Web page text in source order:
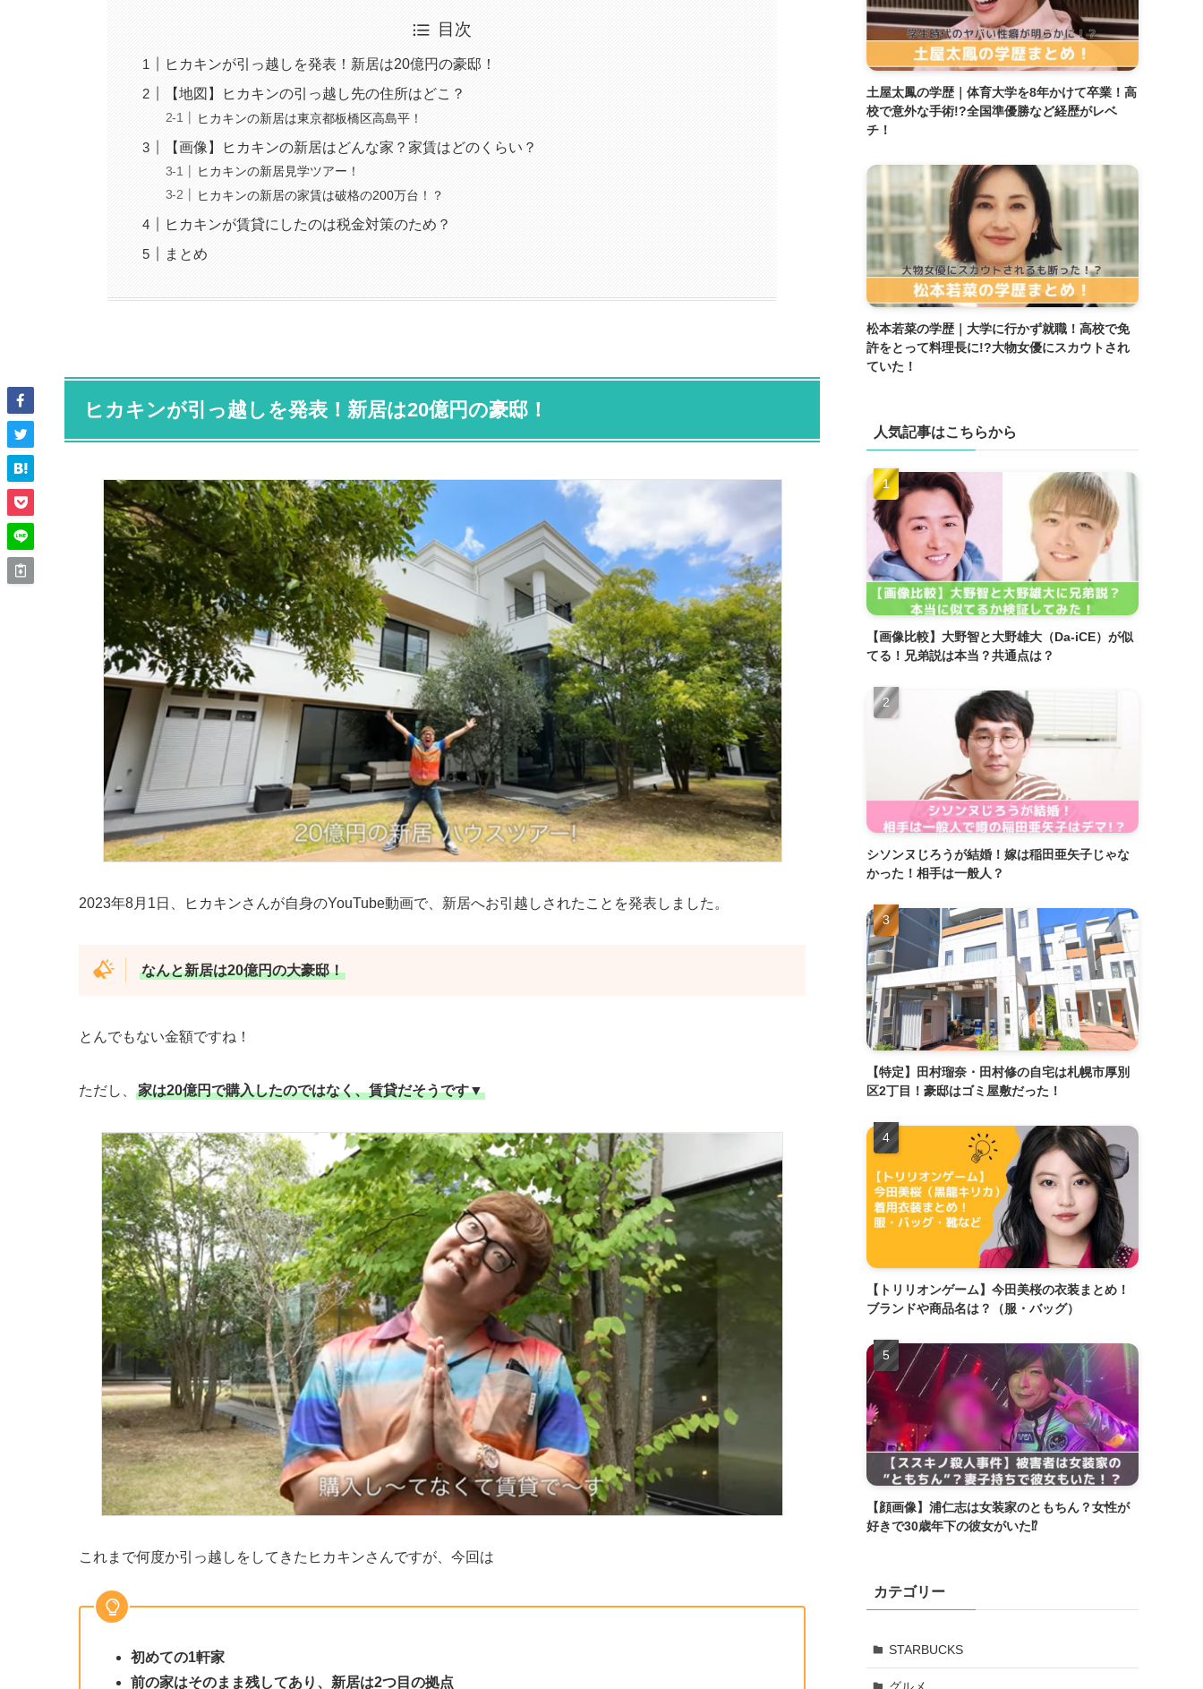
目次
ヒカキンが引っ越しを発表！新居は20億円の豪邸！
【地図】ヒカキンの引っ越し先の住所はどこ？
ヒカキンの新居は東京都板橋区高島平！
【画像】ヒカキンの新居はどんな家？家賃はどのくらい？
ヒカキンの新居見学ツアー！
ヒカキンの新居の家賃は破格の200万台！？
ヒカキンが賃貸にしたのは税金対策のため？
まとめ
ヒカキンが引っ越しを発表！新居は20億円の豪邸！
2023年8月1日、ヒカキンさんが自身のYouTube動画で、新居へお引越しされたことを発表しました。
なんと新居は20億円の大豪邸！
とんでもない金額ですね！
ただし、 家は20億円で購入したのではなく、賃貸だそうです▼
これまで何度か引っ越しをしてきたヒカキンさんですが、今回は
初めての1軒家
前の家はそのまま残してあり、新居は2つ目の拠点
土屋太鳳の学歴｜体育大学を8年かけて卒業！高
校で意外な手術!?全国準優勝など経歴がレベ
チ！
松本若菜の学歴｜大学に行かず就職！高校で免
許をとって料理長に!?大物女優にスカウトされ
ていた！
人気記事はこちらから
【画像比較】大野智と大野雄大（Da-iCE）が似
てる！兄弟説は本当？共通点は？
シソンヌじろうが結婚！嫁は稲田亜矢子じゃな
かった！相手は一般人？
【特定】田村瑠奈・田村修の自宅は札幌市厚別
区2丁目！豪邸はゴミ屋敷だった！
【トリリオンゲーム】今田美桜の衣装まとめ！
ブランドや商品名は？（服・バッグ）
【顔画像】浦仁志は女装家のともちん？女性が
好きで30歳年下の彼女がいた⁉
カテゴリー
STARBUCKS
グルメ